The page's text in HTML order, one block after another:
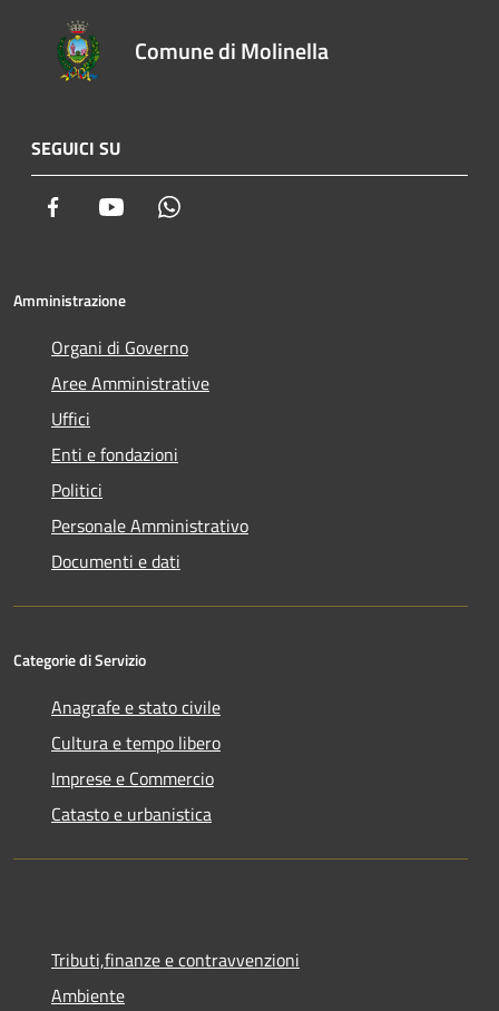
Comune di Molinella
SEGUICI SU
Facebook Youtube
Amministrazione
Organi di Governo
Aree Amministrative
Uffici
Enti e fondazioni
Politici
Personale Amministrativo
Documenti e dati
Categorie di Servizio
Anagrafe e stato civile
Cultura e tempo libero
Imprese e Commercio
Catasto e urbanistica
Tributi,finanze e contravvenzioni
Ambiente